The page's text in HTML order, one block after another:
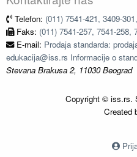
Telefon: (011) 7541-421, 3409-
Faks: (011) 7541-257, 7541-258,
E-mail: Prodaja standarda:
edukacija@iss.rs Informacije o
Stevana Brakusa 2, 11030 Beograd
Copyright © iss.rs.
Created